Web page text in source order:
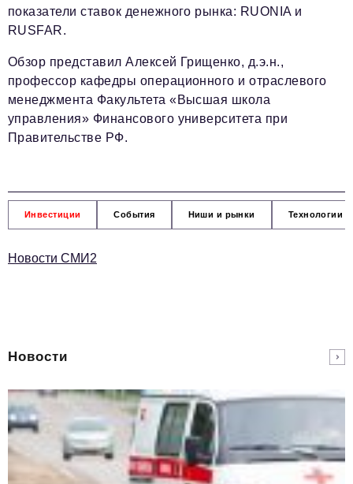
показатели ставок денежного рынка: RUONIA и
RUSFAR.
Обзор представил Алексей Грищенко, д.э.н.,
профессор кафедры операционного и отраслевого
менеджмента Факультета «Высшая школа
управления» Финансового университета при
Правительстве РФ.
Инвестиции События Ниши и рынки Технологии
Новости СМИ2
Новости